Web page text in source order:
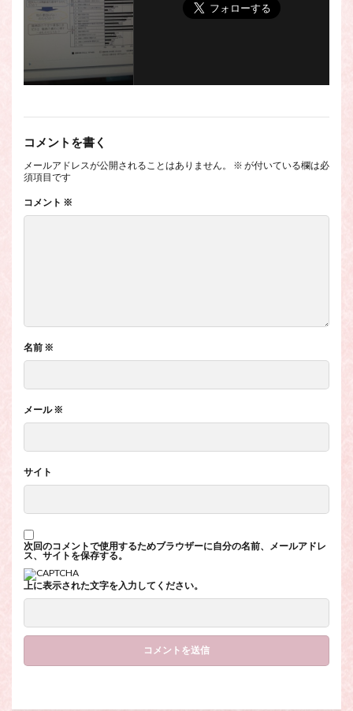
コメントを書く
メールアドレスが公開されることはありません。 ※ が付いている欄は必
須項目です
コメント ※
名前 ※
メール※
サイト
次回のコメントで使用するためブラウザーに自分の名前、メールアドレ
ス、サイトを保存する。
上に表示された文字を入力してください。